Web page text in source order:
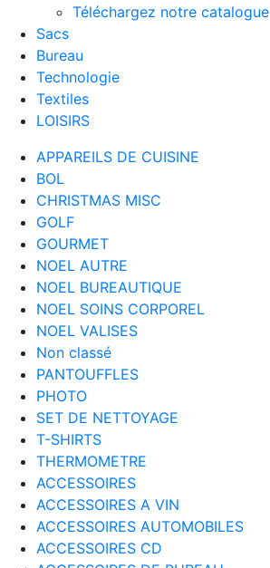
Téléchargez notre catalogue
Sacs
Bureau
Technologie
Textiles
LOISIRS
APPAREILS DE CUISINE
BOL
CHRISTMAS MISC
GOLF
GOURMET
NOEL AUTRE
NOEL BUREAUTIQUE
NOEL SOINS CORPOREL
NOEL VALISES
Non classé
PANTOUFFLES
PHOTO
SET DE NETTOYAGE
T-SHIRTS
THERMOMETRE
ACCESSOIRES
ACCESSOIRES A VIN
ACCESSOIRES AUTOMOBILES
ACCESSOIRES CD